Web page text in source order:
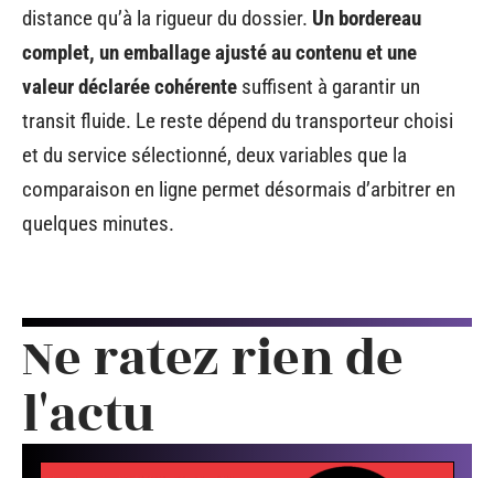
distance qu’à la rigueur du dossier. Un bordereau
complet, un emballage ajusté au contenu et une
valeur déclarée cohérente suffisent à garantir un
transit fluide. Le reste dépend du transporteur choisi
et du service sélectionné, deux variables que la
comparaison en ligne permet désormais d’arbitrer en
quelques minutes.
Ne ratez rien de
l'actu